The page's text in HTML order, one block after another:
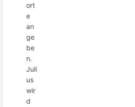
ort
e
an
ge
be
n.
Juli
us
wir
d